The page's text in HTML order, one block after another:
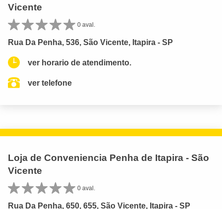
Vicente
0 aval.
Rua Da Penha, 536, São Vicente, Itapira - SP
ver horario de atendimento.
ver telefone
Loja de Conveniencia Penha de Itapira - São
Vicente
0 aval.
Rua Da Penha, 650, 655, São Vicente, Itapira - SP